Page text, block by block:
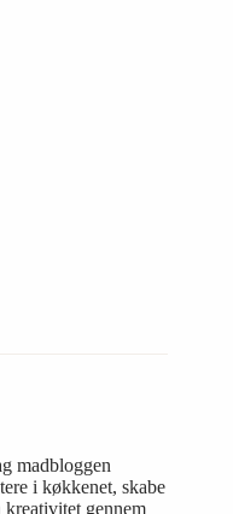
madbloggen
i køkkenet, skabe
gennem